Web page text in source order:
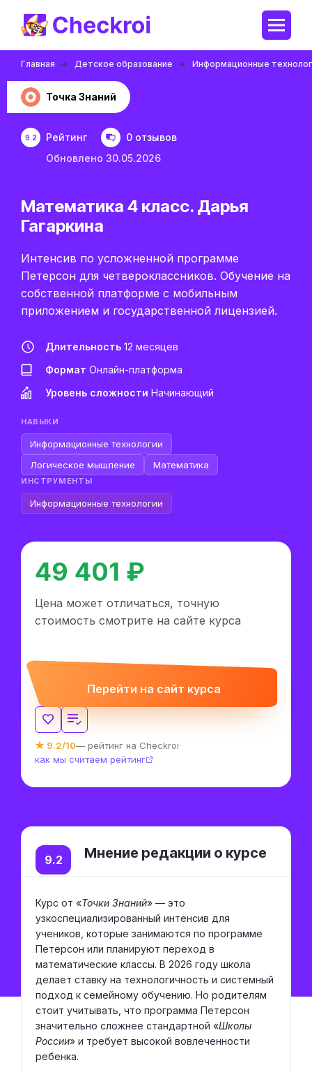
Главная Детское образование Информационные
Точка Знаний
9.2 Рейтинг
0 отзывов
Обновлено 30.05.2026
Математика 4 класс. Дарья
Гагаркина
Интенсив по усложненной программе
Петерсон для четвероклассников. Обучение на
собственной платформе с мобильным
приложением и государственной лицензией.
Длительность 12 месяцев
Формат Онлайн-платформа
Уровень сложности Начинающий
НАВЫКИ
Информационные технологии
Логическое мышление
Математика
ИНСТРУМЕНТЫ
Информационные технологии
49 401 ₽
Цена может отличаться, точную
стоимость смотрите на сайте курса
Перейти на сайт курса
★ 9.2/10— рейтинг на Checkroi·
как мы считаем рейтинг
Мнение редакции о курсе
9.2
Курс от «Точки Знаний» — это
узкоспециализированный интенсив для
учеников, которые занимаются по программе
Петерсон или планируют переход в
математические классы. В 2026 году школа
делает ставку на технологичность и системный
подход к семейному обучению. Но родителям
стоит учитывать, что программа Петерсон
значительно сложнее стандартной «Школы
России» и требует высокой вовлеченности
ребенка.